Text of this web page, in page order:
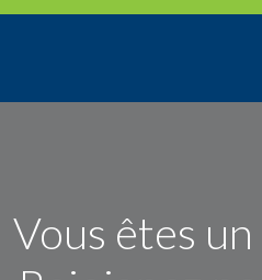
Vous êtes